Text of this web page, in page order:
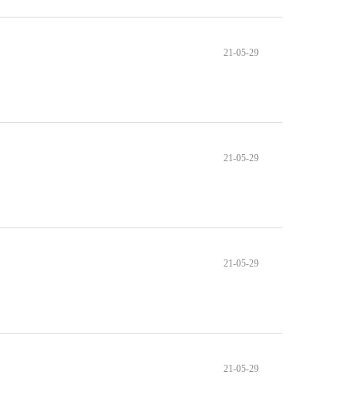
21-05-29
21-05-29
21-05-29
21-05-29